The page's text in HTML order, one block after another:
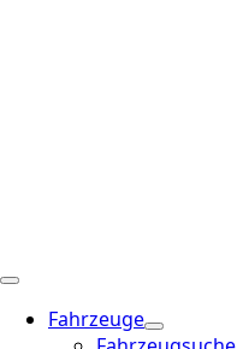
Fahrzeuge